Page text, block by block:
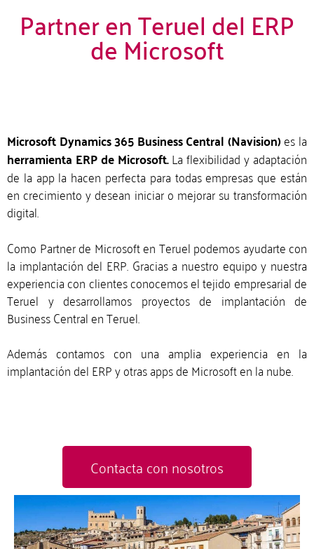
Partner en Teruel del ERP
de Microsoft
Microsoft Dynamics 365 Business Central (Navision)es la
herramienta ERP de Microsoft.La flexibilidad y adaptación
de la app la hacen perfecta para todas empresas que están
en crecimiento y desean iniciar o mejorar su transformación
digital.
Como Partner de Microsoft en Teruel podemos ayudarte con
la implantación del ERP. Gracias a nuestro equipo y nuestra
experiencia con clientes conocemos el tejido empresarial de
Teruel y desarrollamos proyectos de implantación de
Business Central en Teruel.
Además contamos con una amplia experiencia en la
implantación del ERP y otras apps de Microsoft en la nube.
Contacta con nosotros